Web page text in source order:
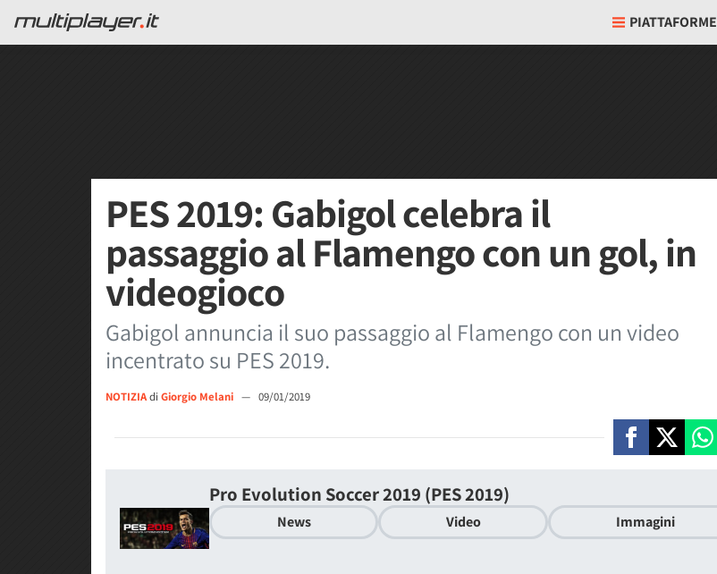
PIATTAFORME
PES 2019: Gabigol celebra il
passaggio al Flamengo con un gol, in
videogioco
Gabigol annuncia il suo passaggio al Flamengo con un video
incentrato su PES 2019.
NOTIZIAdi Giorgio Melani — 09/01/2019
Pro Evolution Soccer 2019 (PES 2019)
News Video Immagini